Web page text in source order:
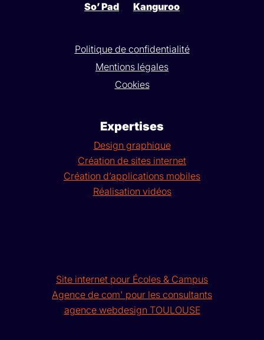
So’ Pad Kanguroo
Politique de confidentialité
Mentions légales
Cookies
Expertises
Design graphique
Création de sites internet
Création d’applications mobiles
Réalisation vidéos
Site internet pour Écoles & Campus
Agence de com' pour les consultants
agence webdesign TOULOUSE